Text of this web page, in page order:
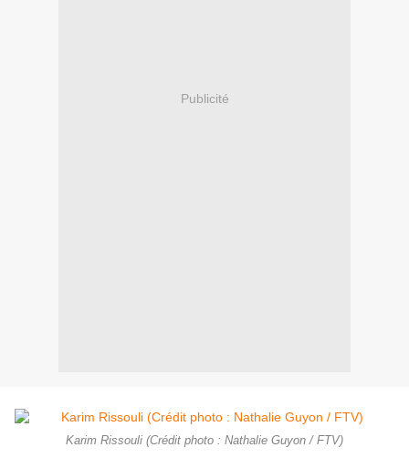
Publicité
Karim Rissouli (Crédit photo : Nathalie Guyon / FTV)